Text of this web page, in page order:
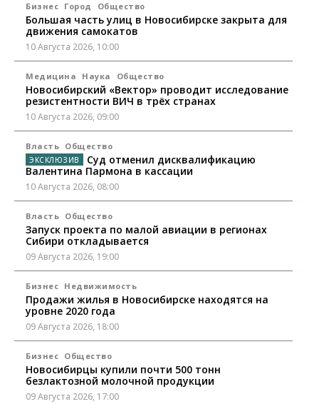
Бизнес Город Общество
Большая часть улиц в Новосибирске закрыта для
движения самокатов
10 Августа 2026, 10:00
Медицина Наука Общество
Новосибирский «Вектор» проводит исследование
резистентности ВИЧ в трёх странах
10 Августа 2026, 09:00
Власть Общество
Суд отменил дисквалификацию
Валентина Пармона в кассации
10 Августа 2026, 08:00
Власть Общество
Запуск проекта по малой авиации в регионах
Сибири откладывается
09 Августа 2026, 19:00
Бизнес Недвижимость
Продажи жилья в Новосибирске находятся на
уровне 2020 года
09 Августа 2026, 18:00
Бизнес Общество
Новосибирцы купили почти 500 тонн
безлактозной молочной продукции
09 Августа 2026, 17:00